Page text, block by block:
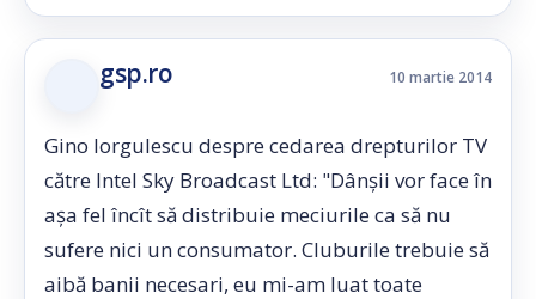
gsp.ro 10 martie 2014
Gino Iorgulescu despre cedarea drepturilor TV
către Intel Sky Broadcast Ltd: "Dânşii vor face în
aşa fel încît să distribuie meciurile ca să nu
sufere nici un consumator. Cluburile trebuie să
aibă banii necesari, eu mi-am luat toate